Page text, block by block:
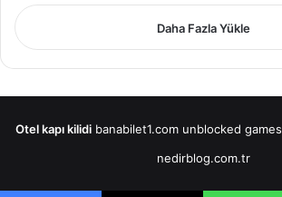
Daha Fazla Yükle
Otel kapı kilidi banabilet1.com unblocked games
nedirblog.com.tr